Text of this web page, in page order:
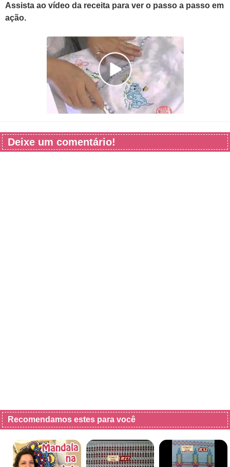
Assista ao vídeo da receita para ver o passo a passo em
ação.
Deixe um comentário!
Recomendamos estes para você